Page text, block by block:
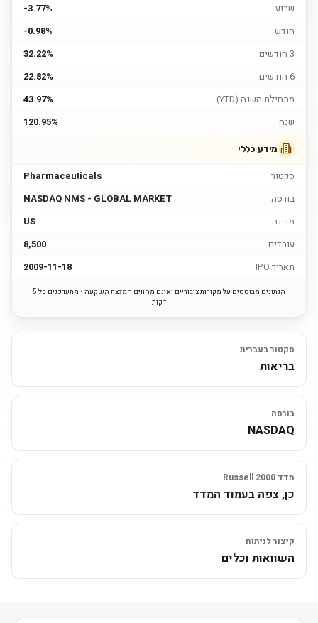
שבוע
-3.77%
חודש
-0.98%
3 חודשים
32.22%
6 חודשים
22.82%
מתחילת השנה (YTD)
43.97%
שנה
120.95%
מידע כללי
סקטור
Pharmaceuticals
בורסה
NASDAQ NMS - GLOBAL MARKET
מדינה
US
עובדים
8,500
תאריך IPO
2009-11-18
הנתונים מבוססים על מקורות ציבוריים ואינם מהווים המלצת השקעה • מתעדכנים כל 5
דקות
סקטור בעברית
בריאות
בורסה
NASDAQ
מדד Russell 2000
כן, צפה בעמוד המדד
קיצור לניתוח
השוואות וכלים